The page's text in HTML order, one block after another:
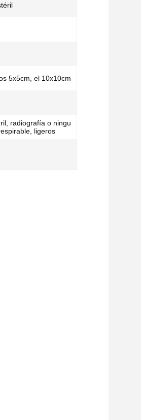
5x5cm, el 10x10cm
radiografía o ningu
ligeros